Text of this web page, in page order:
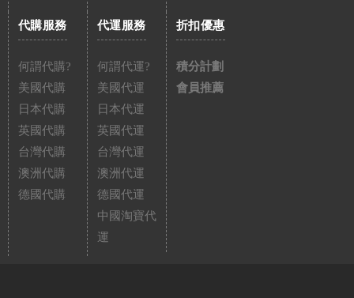
代購服務
何謂代購?
美國代購
日本代購
英國代購
台灣代購
澳洲代購
德國代購
代運服務
何謂代運?
美國代運
日本代運
英國代運
台灣代運
澳洲代運
德國代運
中國淘寶代
運
折扣優惠
積分計劃
會員推薦